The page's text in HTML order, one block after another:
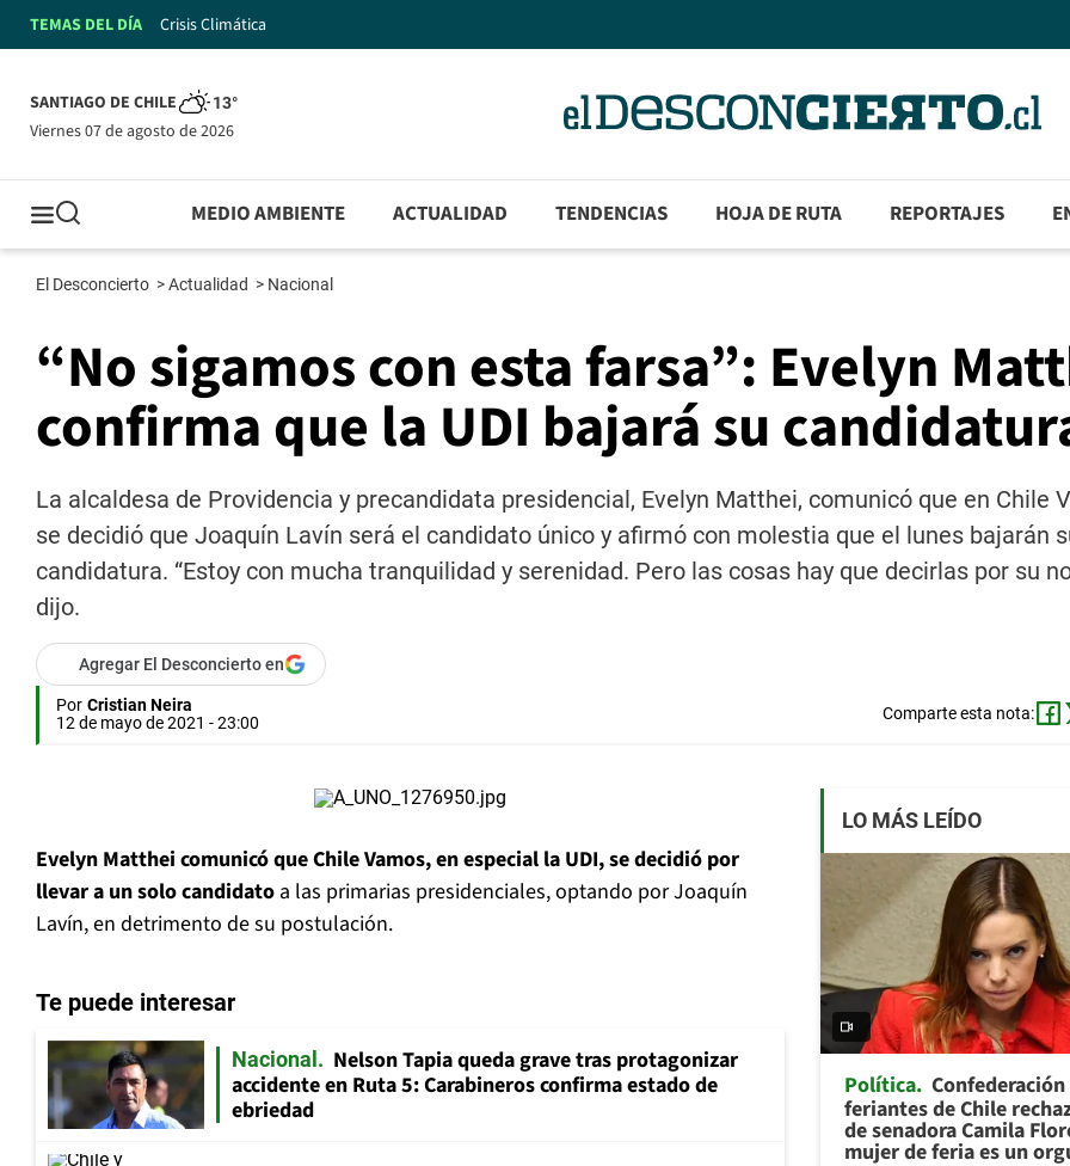
TEMAS DEL DÍA Crisis Climática
SANTIAGO DE CHILE 13°
viernes 07 de agosto de 2026
MEDIO AMBIENTE ACTUALIDAD TENDENCIAS HOJA DE RUTA REPORTAJES
El Desconcierto >Actualidad > Nacional
“No sigamos con esta farsa”: Evelyn
confirma que la UDI bajará su
La alcaldesa de Providencia y precandidata presidencial, Evelyn Matthei, comunicó que en Chile
se decidió que Joaquín Lavín será el candidato único y afirmó con molestia que el lunes bajarán
candidatura. “Estoy con mucha tranquilidad y serenidad. Pero las cosas hay que decirlas por su
dijo.
Agregar El Desconcierto en
Por Cristian Neira
12 de mayo de 2021 - 23:00
Comparte esta nota:
Evelyn Matthei comunicó que Chile Vamos, en especial la UDI, se decidió por
llevar a un solo candidato a las primarias presidenciales, optando por Joaquín
Lavín, en detrimento de su postulación.
Te puede interesar
Nacional
Nelson Tapia queda grave tras protagonizar
accidente en Ruta 5: Carabineros confirma estado de
ebriedad
LO MÁS LEÍDO
Política Confederación
feriantes de Chile
de senadora Camila
mujer de feria es un